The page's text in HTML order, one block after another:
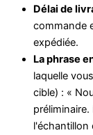
Délai de
commande
expédiée.
La phrase
laquelle
cible) : «
l'échantillon